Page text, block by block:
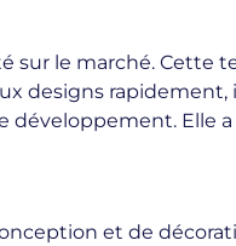
sur le marché.
designs
développement. Elle
et de